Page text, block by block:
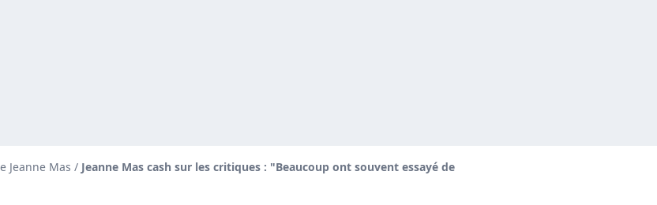
Jeanne Mas / Jeanne Mas cash sur les critiques : "Beaucoup ont souvent essayé de